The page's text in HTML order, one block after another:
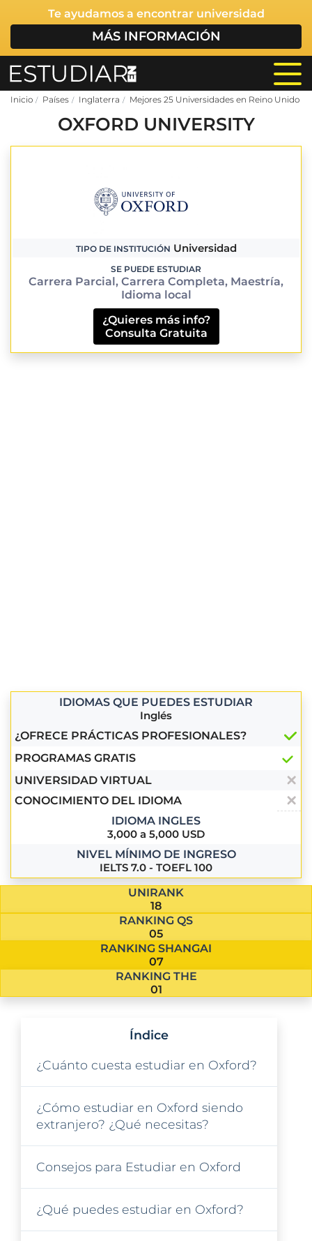
Te ayudamos a encontrar universidad
MÁS INFORMACIÓN
Inicio Países Inglaterra Mejores 25 Universidades en Reino Unido
OXFORD UNIVERSITY
TIPO DE INSTITUCIÓN Universidad
SE PUEDE ESTUDIAR
Carrera Parcial, Carrera Completa, Maestría,
Idioma local
¿Quieres más info?
Consulta Gratuita
IDIOMAS QUE PUEDES ESTUDIAR
Inglés
¿OFRECE PRÁCTICAS PROFESIONALES?
PROGRAMAS GRATIS
UNIVERSIDAD VIRTUAL
CONOCIMIENTO DEL IDIOMA
IDIOMA INGLES
3,000 a 5,000 USD
NIVEL MÍNIMO DE INGRESO
IELTS 7.0 - TOEFL 100
UNIRANK
18
RANKING QS
05
RANKING SHANGAI
07
RANKING THE
01
Índice
¿Cuánto cuesta estudiar en Oxford?
¿Cómo estudiar en Oxford siendo
extranjero? ¿Qué necesitas?
Consejos para Estudiar en Oxford
¿Qué puedes estudiar en Oxford?